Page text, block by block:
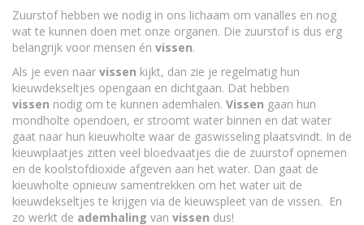
Zuurstof hebben we nodig in ons lichaam om vanalles en nog
wat te kunnen doen met onze organen. Die zuurstof is dus erg
belangrijk voor mensen én vissen.
Als je even naar vissen kijkt, dan zie je regelmatig hun
kieuwdekseltjes opengaan en dichtgaan. Dat hebben
vissen nodig om te kunnen ademhalen. Vissen gaan hun
mondholte opendoen, er stroomt water binnen en dat water
gaat naar hun kieuwholte waar de gaswisseling plaatsvindt. In de
kieuwplaatjes zitten veel bloedvaatjes die de zuurstof opnemen
en de koolstofdioxide afgeven aan het water. Dan gaat de
kieuwholte opnieuw samentrekken om het water uit de
kieuwdekseltjes te krijgen via de kieuwspleet van de vissen. En
zo werkt de ademhaling van vissen dus!